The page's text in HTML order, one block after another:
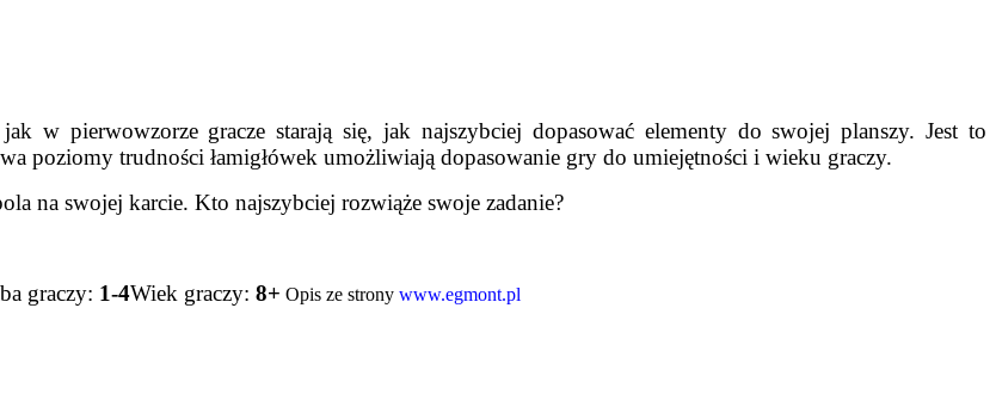
w pierwowzorze gracze starają się, jak najszybciej dopasować elementy do swojej planszy. Jest to
poziomy trudności łamigłówek umożliwiają dopasowanie gry do umiejętności i wieku graczy.
na swojej karcie. Kto najszybciej rozwiąże swoje zadanie?
graczy: 1-4Wiek graczy: 8+ Opis ze strony www.egmont.pl